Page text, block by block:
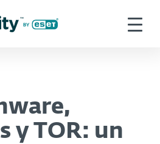
y TOR: un